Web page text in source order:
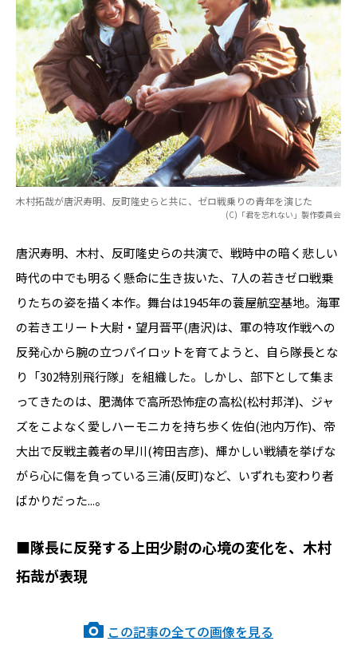
木村拓哉が唐沢寿明、反町隆史らと共に、ゼロ戦乗りの青年を演じた
(C)「君を忘れない」製作委員会
唐沢寿明、木村、反町隆史らの共演で、戦時中の暗く悲しい
時代の中でも明るく懸命に生き抜いた、7人の若きゼロ戦乗
りたちの姿を描く本作。舞台は1945年の蓑屋航空基地。海軍
の若きエリート大尉・望月晋平(唐沢)は、軍の特攻作戦への
反発心から腕の立つパイロットを育てようと、自ら隊長とな
り「302特別飛行隊」を組織した。しかし、部下として集ま
ってきたのは、肥満体で高所恐怖症の高松(松村邦洋)、ジャ
ズをこよなく愛しハーモニカを持ち歩く佐伯(池内万作)、帝
大出で反戦主義者の早川(袴田吉彦)、輝かしい戦績を挙げな
がら心に傷を負っている三浦(反町)など、いずれも変わり者
ばかりだった...。
■隊長に反発する上田少尉の心境の変化を、木村
拓哉が表現
この記事の全ての画像を見る